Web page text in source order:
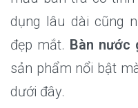
dụng lâu dài cũng
đẹp mắt. Bàn nước
sản phẩm nổi bật
dưới đây.